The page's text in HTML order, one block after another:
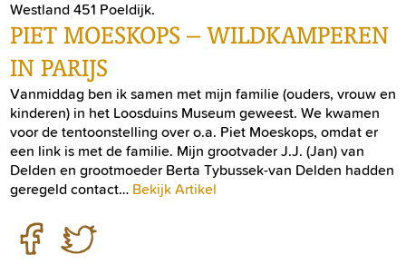
Westland 451 Poeldijk.
PIET MOESKOPS – WILDKAMPEREN
IN PARIJS
Vanmiddag ben ik samen met mijn familie (ouders, vrouw en
kinderen) in het Loosduins Museum geweest. We kwamen
voor de tentoonstelling over o.a. Piet Moeskops, omdat er
een link is met de familie. Mijn grootvader J.J. (Jan) van
Delden en grootmoeder Berta Tybussek-van Delden hadden
geregeld contact… Bekijk Artikel